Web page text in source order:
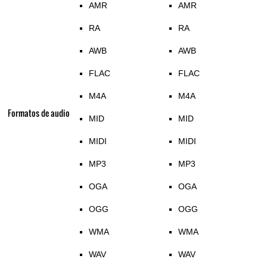
Formatos de audio
AMR
RA
AWB
FLAC
M4A
MID
MIDI
MP3
OGA
OGG
WMA
WAV
AMR
RA
AWB
FLAC
M4A
MID
MIDI
MP3
OGA
OGG
WMA
WAV